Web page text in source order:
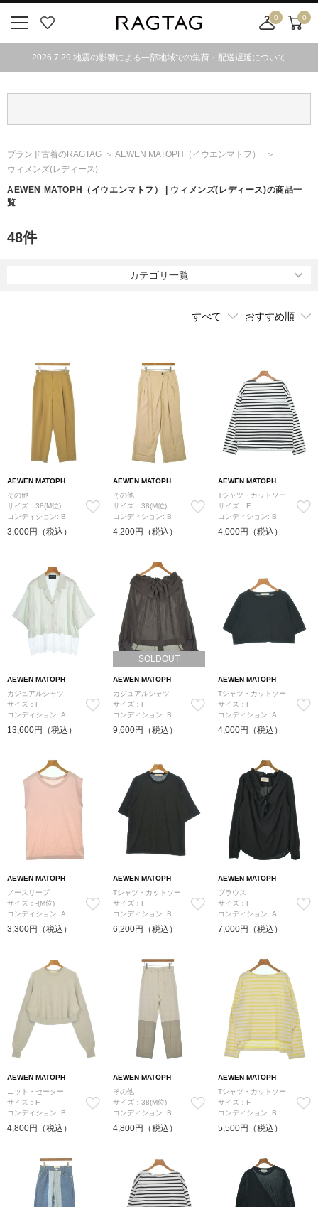
気
0
舗
カ
0
2026.7.29 地震の影響による一部地域での集荷・配送遅延について
ブランド古着のRAGTAG AEWEN MATOPH
（イウエンマトフ）
ウィメンズ(レディース)
AEWEN MATOPH （イウエンマトフ）
| ウィメンズ(レディース)の商品一
覧
48件
カテゴリ一覧
AEWEN MATOPH
その他
サイズ：38(M位)
コンディション: B
3,000円（税込）
AEWEN MATOPH
その他
サイズ：38(M位)
コンディション: B
4,200円（税込）
AEWEN MATOPH
Tシャツ・カットソー
サイズ：F
コンディション: B
4,000円（税込）
AEWEN MATOPH
カジュアルシャツ
サイズ：F
コンディション: A
13,600円（税込）
SOLDOUT
AEWEN MATOPH
カジュアルシャツ
サイズ：F
コンディション: B
9,600円（税込）
AEWEN MATOPH
Tシャツ・カットソー
サイズ：F
コンディション: A
4,000円（税込）
AEWEN MATOPH
ノースリーブ
サイズ：-(M位)
コンディション: A
3,300円（税込）
AEWEN MATOPH
Tシャツ・カットソー
サイズ：F
コンディション: B
6,200円（税込）
AEWEN MATOPH
ブラウス
サイズ：F
コンディション: A
7,000円（税込）
AEWEN MATOPH
ニット・セーター
サイズ：F
コンディション: B
4,800円（税込）
AEWEN MATOPH
その他
サイズ：38(M位)
コンディション: B
4,800円（税込）
AEWEN MATOPH
Tシャツ・カットソー
サイズ：F
コンディション: B
5,500円（税込）